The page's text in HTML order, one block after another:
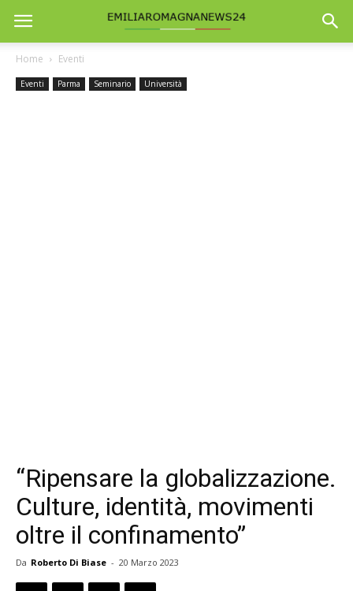
Home Eventi
Eventi Parma Seminario Università
“Ripensare la globalizzazione.
Culture, identità, movimenti
oltre il confinamento”
Da Roberto Di Biase - 20 Marzo 2023